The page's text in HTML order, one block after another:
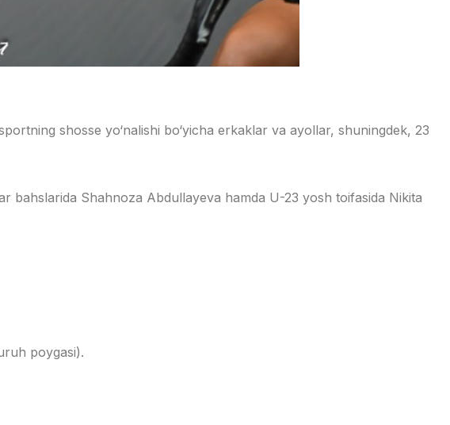
shosse yo‘nalishi bo‘yicha erkaklar va ayollar, shuningdek, 23
bahslarida Shahnoza Abdullayeva hamda U-23 yosh toifasida Nikita
poygasi).